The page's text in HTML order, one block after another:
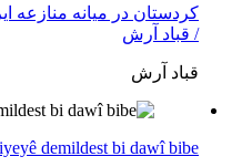
کردستان در میانه منازعە
/ قباد آرش
قباد آرش
demildest bi dawî bibe